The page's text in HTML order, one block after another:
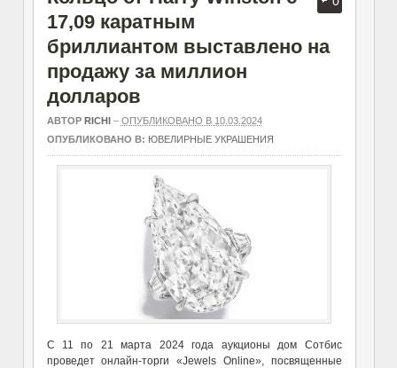
17,09 каратным
бриллиантом выставлено на
продажу за миллион
долларов
АВТОР RICHI – ОПУБЛИКОВАНО В 10.03.2024
ОПУБЛИКОВАНО В: ЮВЕЛИРНЫЕ УКРАШЕНИЯ
С 11 по 21 марта 2024 года аукционы дом Сотбис
проведет онлайн-торги «Jewels Online», посвященные